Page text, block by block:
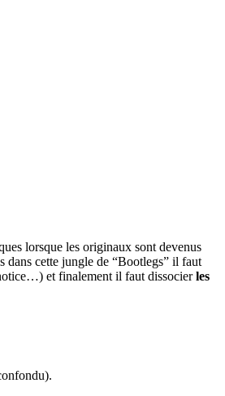
lorsque les originaux sont devenus
dans cette jungle de “Bootlegs” il faut
et finalement il faut dissocierles